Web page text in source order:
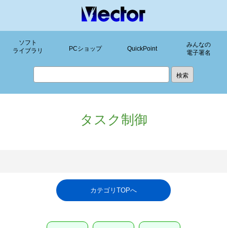
ソフト
ライブラリ
PCショップ QuickPoint
みんなの
電子署名
タスク制御
カテゴリTOPへ